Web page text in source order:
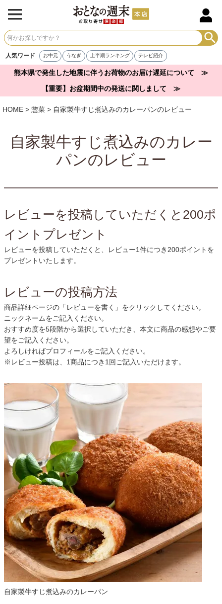
人気ワード お中元 うなぎ 上半期ランキング テレビ紹介
熊本県で発生した地震に伴うお荷物のお届け遅延について ≫
【重要】お盆期間中の発送に関しまして ≫
HOME 惣菜 自家製牛すじ煮込みのカレーパンのレビュー
自家製牛すじ煮込みのカレー
パンのレビュー
レビューを投稿していただくと200ポ
イントプレゼント
レビューを投稿していただくと、レビュー1件につき200ポイントを
プレゼントいたします。
レビューの投稿方法
商品詳細ページの「レビューを書く」をクリックしてください。
ニックネームをご記入ください。
おすすめ度を5段階から選択していただき、本文に商品の感想やご要
望をご記入ください。
よろしければプロフィールをご記入ください。
※レビュー投稿は、1商品につき1回ご記入いただけます。
自家製牛すじ煮込みのカレーパン